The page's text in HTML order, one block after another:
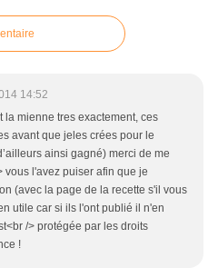
14:52
la mienne tres exactement, ces
avant que jeles crées pour le
ainsi gagné) merci de me
vous l'avez puiser afin que je
(avec la page de la recette s'il vous
utile car si ils l'ont publié il n'en
/> protégée par les droits
!